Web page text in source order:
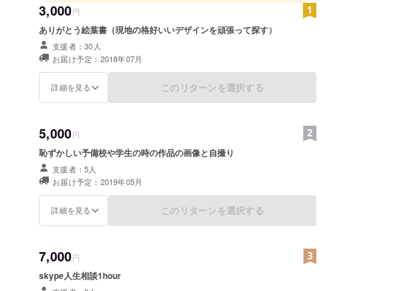
3,000円
ありがとう絵葉書（現地の格好いいデザインを頑張って探す）
支援者：30人
お届け予定：2018年07月
詳細を見る このリターンを選択する
5,000円
恥ずかしい予備校や学生の時の作品の画像と自撮り
支援者：5人
お届け予定：2019年05月
詳細を見る このリターンを選択する
7,000円
skype人生相談1hour